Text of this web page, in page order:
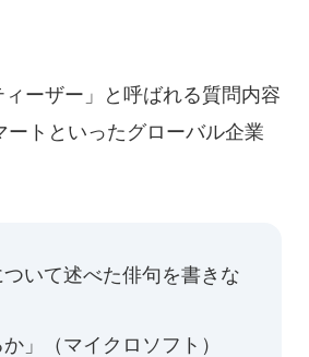
ーザー」と呼ばれる質問内容
トといったグローバル企業
いて述べた俳句を書きな
」（マイクロソフト）